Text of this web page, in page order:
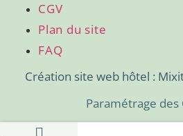
CGV
Plan du site
FAQ
Création site web hôtel :
Paramétrage des